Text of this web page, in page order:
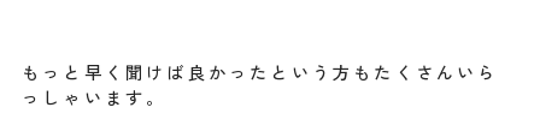
もっと早く聞けば良かったという方もたくさんいら
っしゃいます。